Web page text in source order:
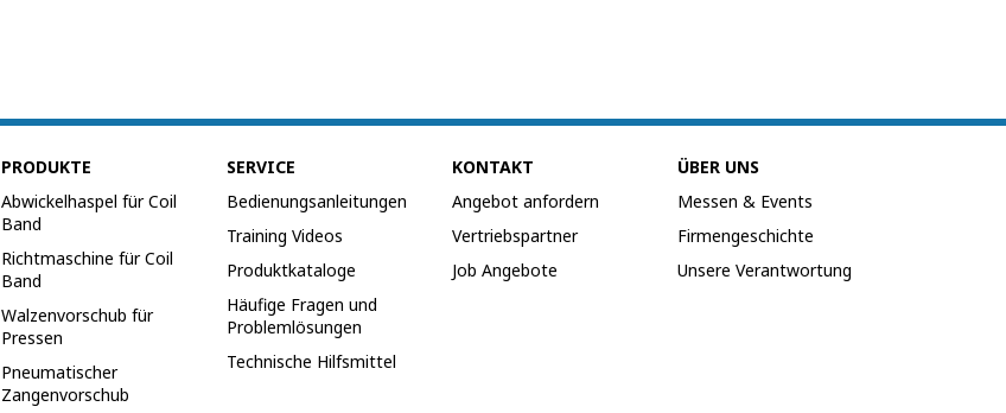
PRODUKTE
Abwickelhaspel für Coil
Band
Richtmaschine für Coil
Band
Walzenvorschub für
Pressen
Pneumatischer
Zangenvorschub
SERVICE
Bedienungsanleitungen
Training Videos
Produktkataloge
Häufige Fragen und
Problemlösungen
Technische Hilfsmittel
KONTAKT
Angebot anfordern
Vertriebspartner
Job Angebote
ÜBER UNS
Messen & Events
Firmengeschichte
Unsere Verantwortung